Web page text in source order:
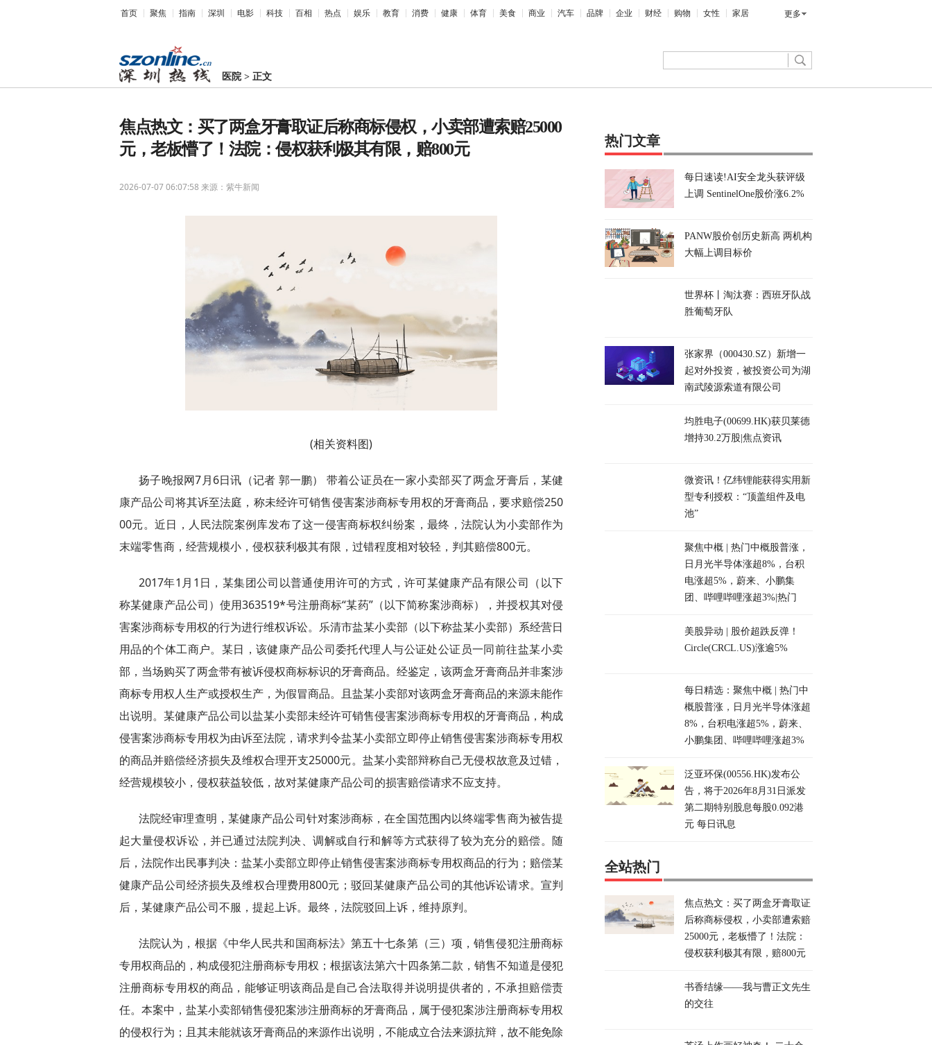
首页 聚焦 指南 深圳 电影 科技 百相 热点 娱乐 教育 消费 健康 体育 美食 商业 汽车 品牌 企业 财经 购物 女性 家居 更多
医院 >正文
焦点热文：买了两盒牙膏取证后称商标侵权，小卖部遭索赔25000
元，老板懵了！法院：侵权获利极其有限，赔800元
2026-07-07 06:07:58 来源：紫牛新闻
(相关资料图)
扬子晚报网7月6日讯（记者 郭一鹏） 带着公证员在一家小卖部买了两盒牙膏后，某健
康产品公司将其诉至法庭，称未经许可销售侵害案涉商标专用权的牙膏商品，要求赔偿250
00元。近日，人民法院案例库发布了这一侵害商标权纠纷案，最终，法院认为小卖部作为
末端零售商，经营规模小，侵权获利极其有限，过错程度相对较轻，判其赔偿800元。
2017年1月1日，某集团公司以普通使用许可的方式，许可某健康产品有限公司（以下
称某健康产品公司）使用363519*号注册商标“某药”（以下简称案涉商标），并授权其对侵
害案涉商标专用权的行为进行维权诉讼。乐清市盐某小卖部（以下称盐某小卖部）系经营日
用品的个体工商户。某日，该健康产品公司委托代理人与公证处公证员一同前往盐某小卖
部，当场购买了两盒带有被诉侵权商标标识的牙膏商品。经鉴定，该两盒牙膏商品并非案涉
商标专用权人生产或授权生产，为假冒商品。且盐某小卖部对该两盒牙膏商品的来源未能作
出说明。某健康产品公司以盐某小卖部未经许可销售侵害案涉商标专用权的牙膏商品，构成
侵害案涉商标专用权为由诉至法院，请求判令盐某小卖部立即停止销售侵害案涉商标专用权
的商品并赔偿经济损失及维权合理开支25000元。盐某小卖部辩称自己无侵权故意及过错，
经营规模较小，侵权获益较低，故对某健康产品公司的损害赔偿请求不应支持。
法院经审理查明，某健康产品公司针对案涉商标，在全国范围内以终端零售商为被告提
起大量侵权诉讼，并已通过法院判决、调解或自行和解等方式获得了较为充分的赔偿。随
后，法院作出民事判决：盐某小卖部立即停止销售侵害案涉商标专用权商品的行为；赔偿某
健康产品公司经济损失及维权合理费用800元；驳回某健康产品公司的其他诉讼请求。宣判
后，某健康产品公司不服，提起上诉。最终，法院驳回上诉，维持原判。
法院认为，根据《中华人民共和国商标法》第五十七条第（三）项，销售侵犯注册商标
专用权商品的，构成侵犯注册商标专用权；根据该法第六十四条第二款，销售不知道是侵犯
注册商标专用权的商品，能够证明该商品是自己合法取得并说明提供者的，不承担赔偿责
任。本案中，盐某小卖部销售侵犯案涉注册商标的牙膏商品，属于侵犯案涉注册商标专用权
的侵权行为；且其未能就该牙膏商品的来源作出说明，不能成立合法来源抗辩，故不能免除
热门文章
每日速读!AI安全龙头获评级
上调 SentinelOne股价涨6.2%
PANW股价创历史新高 两机构
大幅上调目标价
世界杯丨淘汰赛：西班牙队战
胜葡萄牙队
张家界（000430.SZ）新增一
起对外投资，被投资公司为湖
南武陵源索道有限公司
均胜电子(00699.HK)获贝莱德
增持30.2万股|焦点资讯
微资讯！亿纬锂能获得实用新
型专利授权：“顶盖组件及电
池”
聚焦中概 | 热门中概股普涨，
日月光半导体涨超8%，台积
电涨超5%，蔚来、小鹏集
团、哔哩哔哩涨超3%|热门
美股异动 | 股价超跌反弹！
Circle(CRCL.US)涨逾5%
每日精选：聚焦中概 | 热门中
概股普涨，日月光半导体涨超
8%，台积电涨超5%，蔚来、
小鹏集团、哔哩哔哩涨超3%
泛亚环保(00556.HK)发布公
告，将于2026年8月31日派发
第二期特别股息每股0.092港
元 每日讯息
全站热门
焦点热文：买了两盒牙膏取证
后称商标侵权，小卖部遭索赔
25000元，老板懵了！法院：
侵权获利极其有限，赔800元
书香结缘——我与曹正文先生
的交往